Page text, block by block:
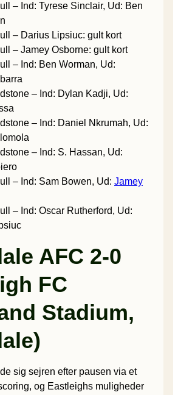
– Ind: Tyrese Sinclair, Ud: Ben
– Darius Lipsiuc: gult kort
– Jamey Osborne: gult kort
– Ind: Ben Worman, Ud:
– Ind: Dylan Kadji, Ud:
– Ind: Daniel Nkrumah, Ud:
– Ind: S. Hassan, Ud:
– Ind: Sam Bowen, Ud: Jamey
– Ind: Oscar Rutherford, Ud:
AFC 2-0
FC
Stadium,
sig sejren efter pausen via et
og Eastleighs muligheder